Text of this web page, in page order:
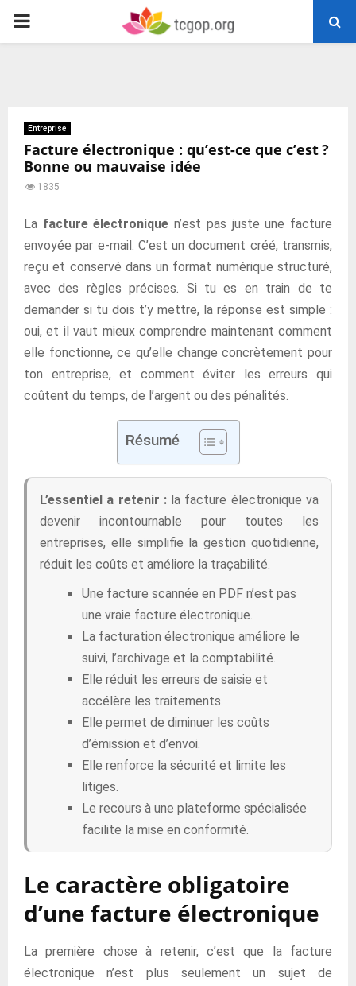
PRIMARY
Entreprise
Facture électronique : qu’est-ce que c’est ?
Bonne ou mauvaise idée
1835
La facture électronique n’est pas juste une facture
envoyée par e-mail. C’est un document créé, transmis,
reçu et conservé dans un format numérique structuré,
avec des règles précises. Si tu es en train de te
demander si tu dois t’y mettre, la réponse est simple :
oui, et il vaut mieux comprendre maintenant comment
elle fonctionne, ce qu’elle change concrètement pour
ton entreprise, et comment éviter les erreurs qui
coûtent du temps, de l’argent ou des pénalités.
Résumé
L’essentiel a retenir :la facture électronique va
devenir incontournable pour toutes les
entreprises, elle simplifie la gestion quotidienne,
réduit les coûts et améliore la traçabilité.
Une facture scannée en PDF n’est pas
une vraie facture électronique.
La facturation électronique améliore le
suivi, l’archivage et la comptabilité.
Elle réduit les erreurs de saisie et
accélère les traitements.
Elle permet de diminuer les coûts
d’émission et d’envoi.
Elle renforce la sécurité et limite les
litiges.
Le recours à une plateforme spécialisée
facilite la mise en conformité.
Le caractère obligatoire
d’une facture électronique
La première chose à retenir, c’est que la facture
électronique n’est plus seulement un sujet de